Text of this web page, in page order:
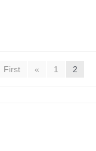
First « 1 2